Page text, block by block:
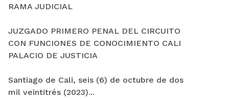
RAMA JUDICIAL
JUZGADO PRIMERO PENAL DEL CIRCUITO
CON FUNCIONES DE CONOCIMIENTO CALI
PALACIO DE JUSTICIA
Santiago de Cali, seis (6) de octubre de dos
mil veintitrés (2023)...